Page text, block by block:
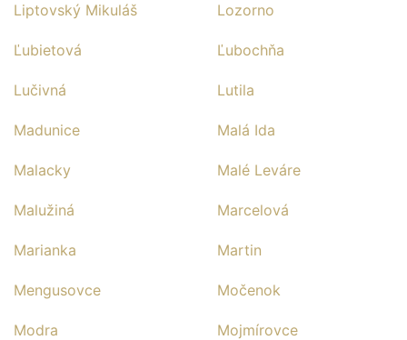
Liptovský Mikuláš Lozorno
Ľubietová Ľubochňa
Lučivná Lutila
Madunice Malá Ida
Malacky Malé Leváre
Malužiná Marcelová
Marianka Martin
Mengusovce Močenok
Modra Mojmírovce